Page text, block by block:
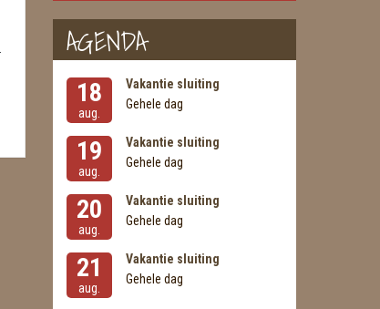
AGENDA
18
aug.
Vakantie sluiting
Gehele dag
19
aug.
Vakantie sluiting
Gehele dag
20
aug.
Vakantie sluiting
Gehele dag
21
aug.
Vakantie sluiting
Gehele dag